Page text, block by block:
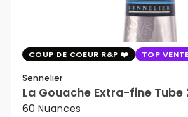
COUP DE COEUR R&P TOP VENTE
Sennelier
La Gouache Extra-fine Tube
60 Nuances